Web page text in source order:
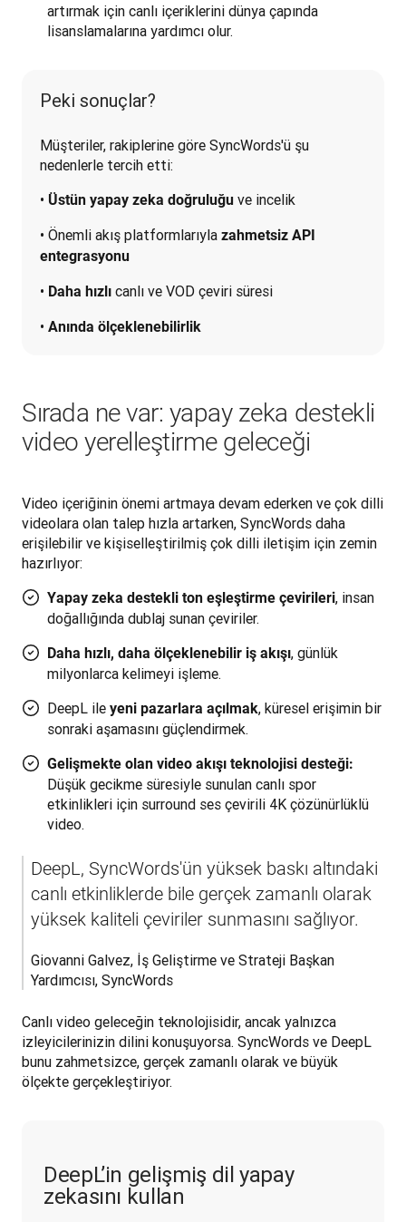
artırmak için canlı içeriklerini dünya çapında
lisanslamalarına yardımcı olur.
Peki sonuçlar?
Müşteriler, rakiplerine göre SyncWords'ü şu
nedenlerle tercih etti:
• Üstün yapay zeka doğruluğu ve incelik
• Önemli akış platformlarıyla zahmetsiz API
entegrasyonu
• Daha hızlı canlı ve VOD çeviri süresi
• Anında ölçeklenebilirlik
Sırada ne var: yapay zeka destekli
video yerelleştirme geleceği
Video içeriğinin önemi artmaya devam ederken ve çok dilli
videolara olan talep hızla artarken, SyncWords daha
erişilebilir ve kişiselleştirilmiş çok dilli iletişim için zemin
hazırlıyor:
Yapay zeka destekli ton eşleştirme çevirileri, insan
doğallığında dublaj sunan çeviriler.
Daha hızlı, daha ölçeklenebilir iş akışı, günlük
milyonlarca kelimeyi işleme.
DeepL ile yeni pazarlara açılmak, küresel erişimin bir
sonraki aşamasını güçlendirmek.
Gelişmekte olan video akışı teknolojisi desteği:
Düşük gecikme süresiyle sunulan canlı spor
etkinlikleri için surround ses çevirili 4K çözünürlüklü
video.
DeepL, SyncWords'ün yüksek baskı altındaki
canlı etkinliklerde bile gerçek zamanlı olarak
yüksek kaliteli çeviriler sunmasını sağlıyor.
Giovanni Galvez, İş Geliştirme ve Strateji Başkan
Yardımcısı, SyncWords
Canlı video geleceğin teknolojisidir, ancak yalnızca
izleyicilerinizin dilini konuşuyorsa. SyncWords ve DeepL
bunu zahmetsizce, gerçek zamanlı olarak ve büyük
ölçekte gerçekleştiriyor.
DeepL’in gelişmiş dil yapay
zekasını kullan